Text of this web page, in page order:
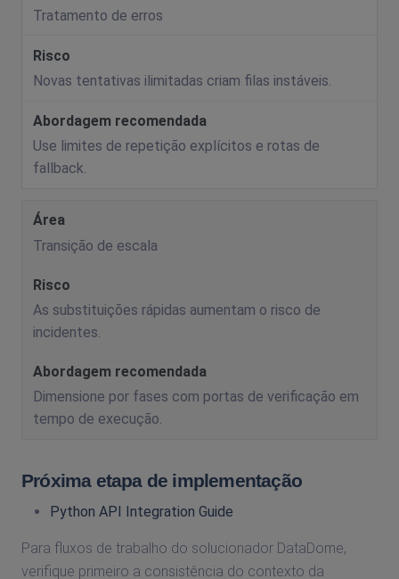
Tratamento de erros
Novas tentativas ilimitadas criam filas instáveis.
Use limites de repetição explícitos e rotas de
fallback.
Transição de escala
As substituições rápidas aumentam o risco de
incidentes.
Dimensione por fases com portas de verificação em
tempo de execução.
Próxima etapa de implementação
Python API Integration Guide
Para fluxos de trabalho do solucionador DataDome,
verifique primeiro a consistência do contexto da